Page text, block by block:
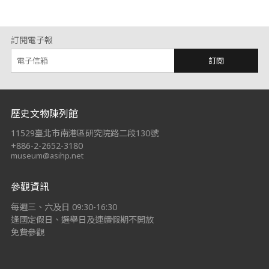
訂閱電子報
訂閱
:::
歷史文物陳列館
11529臺北市南港區研究院路二段130號
+886-2-2652-3180
museum@asihp.net
參觀資訊
每週三、六及日 09:30-16:30
逢國定假日、選舉日及連續假期不開放
免費參觀